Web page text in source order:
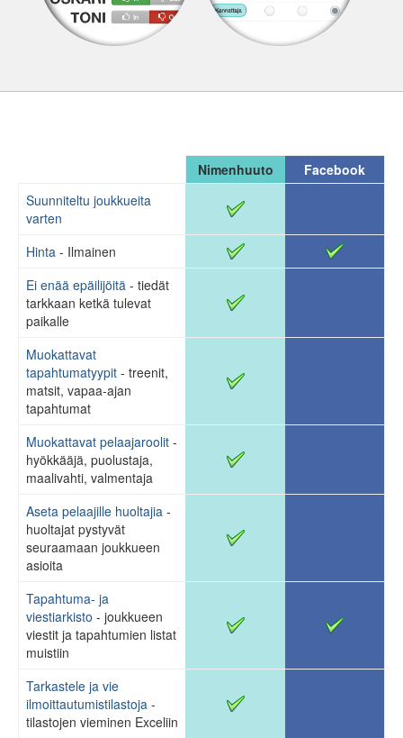
Nimenhuuto
Facebook
Suunniteltu joukkueita
varten
Hinta - Ilmainen
Ei enää epäilijöitä - tiedät
tarkkaan ketkä tulevat
paikalle
Muokattavat
tapahtumatyypit - treenit,
matsit, vapaa-ajan
tapahtumat
Muokattavat pelaajaroolit -
hyökkääjä, puolustaja,
maalivahti, valmentaja
Aseta pelaajille huoltajia -
huoltajat pystyvät
seuraamaan joukkueen
asioita
Tapahtuma- ja
viestiarkisto - joukkueen
viestit ja tapahtumien listat
muistiin
Tarkastele ja vie
ilmoittautumistilastoja -
tilastojen vieminen Exceliin